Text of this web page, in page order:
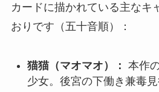
カードに描かれている主なキ
おりです（五十音順）：
猫猫（マオマオ）： 本作
少女。後宮の下働き兼毒見